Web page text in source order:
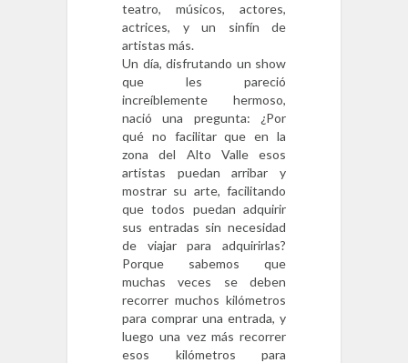
teatro, músicos, actores,
actrices, y un sinfín de
artistas más.
Un día, disfrutando un show
que les pareció
increíblemente hermoso,
nació una pregunta: ¿Por
qué no facilitar que en la
zona del Alto Valle esos
artistas puedan arribar y
mostrar su arte, facilitando
que todos puedan adquirir
sus entradas sin necesidad
de viajar para adquirirlas?
Porque sabemos que
muchas veces se deben
recorrer muchos kilómetros
para comprar una entrada, y
luego una vez más recorrer
esos kilómetros para